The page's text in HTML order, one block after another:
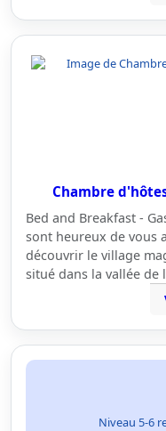
Chambre
Bed and Breakfast -
sont heureux de vous
découvrir le village
situé dans la vallée
Niveau 5-6